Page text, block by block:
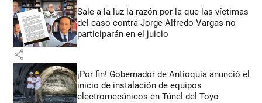
Sale a la luz la razón por la que las víctimas
del caso contra Jorge Alfredo Vargas no
participarán en el juicio
share
¡Por fin! Gobernador de Antioquia anunció el
inicio de instalación de equipos
electromecánicos en Túnel del Toyo